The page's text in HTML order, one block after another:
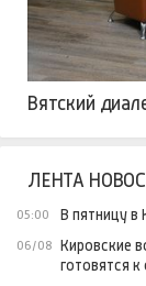
Вятский
ЛЕНТА
05:00 В пятницу
06/08 Кировские
готовятся